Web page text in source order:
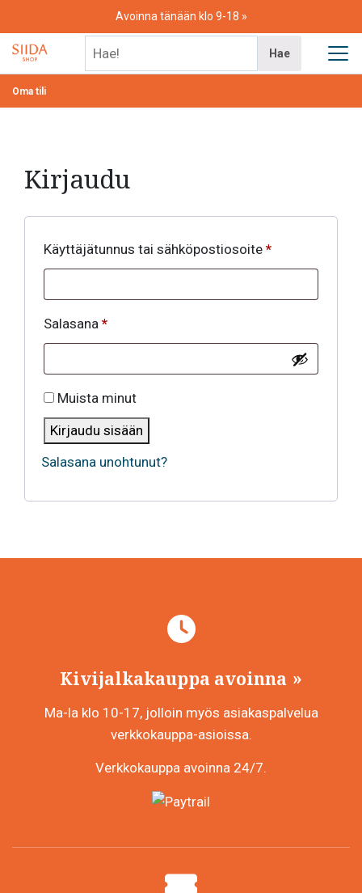
content
Avoinna tänään klo 9-18
Hae
Oma tili
Kirjaudu
Käyttäjätunnus tai sähköpostiosoite *Vaaditaan
Salasana *Vaaditaan
Muista minut
Kirjaudu sisään
Salasana unohtunut?
Kivijalkakauppa avoinna
Ma-la klo 10-17, jolloin myös asiakaspalvelua
verkkokauppa-asioissa.
Verkkokauppa avoinna 24/7.